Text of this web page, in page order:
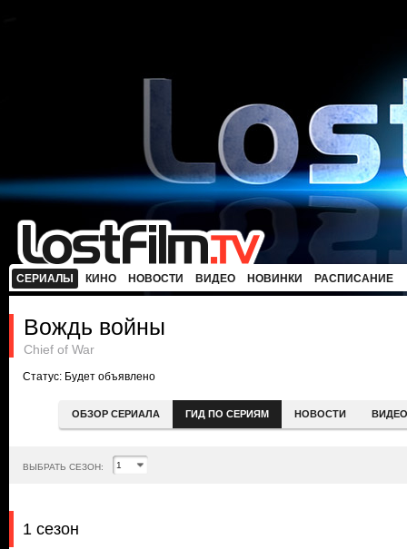
СЕРИАЛЫ КИНО НОВОСТИ ВИДЕО НОВИНКИ РАСПИСАНИЕ
Вождь войны
Chief of War
Статус: Будет объявлено
ОБЗОР СЕРИАЛА ГИД ПО СЕРИЯМ НОВОСТИ ВИДЕО
ВЫБРАТЬ СЕЗОН:
1 сезон